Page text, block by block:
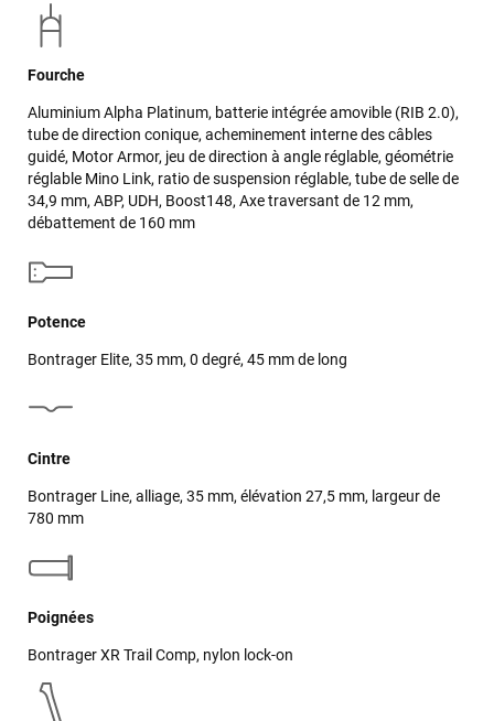
Fourche
Aluminium Alpha Platinum, batterie intégrée amovible (RIB 2.0),
tube de direction conique, acheminement interne des câbles
guidé, Motor Armor, jeu de direction à angle réglable, géométrie
réglable Mino Link, ratio de suspension réglable, tube de selle de
34,9 mm, ABP, UDH, Boost148, Axe traversant de 12 mm,
débattement de 160 mm
Potence
Bontrager Elite, 35 mm, 0 degré, 45 mm de long
Cintre
Bontrager Line, alliage, 35 mm, élévation 27,5 mm, largeur de
780 mm
Poignées
Bontrager XR Trail Comp, nylon lock-on
Jean-Marc TAMAYO
Garde en octobre 2024 et, dès le départ, j'ai été très satisfait
de mon achat. J'avais d'ailleurs recommandé cette enseigne
modèle. J'ai ensuite rencontré une série de problèmes
techniques sur mon VTT, qui ont nécessité plusieurs